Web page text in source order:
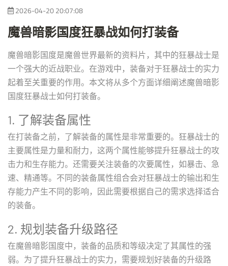
2026-04-20 20:07:08
魔兽暗影国度狂暴战如何打装备
魔兽暗影国度是魔兽世界最新的资料片，其中的狂暴战士是
一个强大的近战职业。在游戏中，装备对于狂暴战士的实力
起着至关重要的作用。本文将从多个方面详细阐述魔兽暗影
国度狂暴战士如何打装备。
1. 了解装备属性
在打装备之前，了解装备的属性是非常重要的。狂暴战士的
主要属性是力量和耐力，这两个属性能够提升狂暴战士的攻
击力和生存能力。还需要关注装备的次要属性，如暴击、急
速、精通等。不同的装备属性组合会对狂暴战士的输出和生
存能力产生不同的影响，因此需要根据自己的需求选择适合
的装备。
2. 规划装备升级路径
在魔兽暗影国度中，装备的品质和等级决定了其属性的强
弱。为了提升狂暴战士的实力，需要规划好装备的升级路